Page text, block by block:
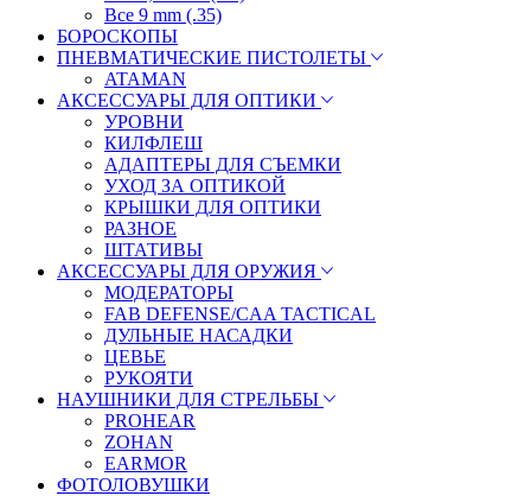
Все 9 mm (.35)
БОРОСКОПЫ
ПНЕВМАТИЧЕСКИЕ ПИСТОЛЕТЫ
ATAMAN
АКСЕССУАРЫ ДЛЯ ОПТИКИ
УРОВНИ
КИЛФЛЕШ
АДАПТЕРЫ ДЛЯ СЪЕМКИ
УХОД ЗА ОПТИКОЙ
КРЫШКИ ДЛЯ ОПТИКИ
РАЗНОЕ
ШТАТИВЫ
АКСЕССУАРЫ ДЛЯ ОРУЖИЯ
МОДЕРАТОРЫ
FAB DEFENSE/CAA TACTICAL
ДУЛЬНЫЕ НАСАДКИ
ЦЕВЬЕ
РУКОЯТИ
НАУШНИКИ ДЛЯ СТРЕЛЬБЫ
PROHEAR
ZOHAN
EARMOR
ФОТОЛОВУШКИ